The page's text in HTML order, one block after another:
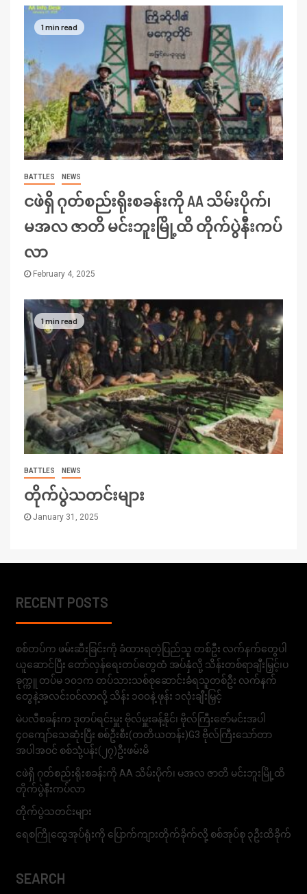
1 min read
BATTLES NEWS
ငဖဲရှိ ဂုတ်စည်းရိုးစခန်းကို AA သိမ်းပိုက်၊
မအလ ဇာတိ မင်းဘူးမြို့ထိ တိုက်ပွဲနီးကပ်
လာ
February 4, 2025
1 min read
BATTLES NEWS
တိုက်ပွဲသတင်းများ
January 31, 2025
RECENT POSTS
စစ်တပ်က ဖမ်းဆီးခြင်းကို ခံထားရတဲ့ပြည်သူ တစ်ဦး လက်နက်တွေပါ
ယူဆောင်ပြီး တော်လှန်ရေးတပ်တွေထံ အပ်နှံလို့ သိန်းတစ်ရာချီးမြှင့်၊ပ
ခုက္ကူ တပ်မ ၁၀၁က တပ်သားသစ်စုဆောင်းခံရသူတစ်ဦး လက်နက်
တွေနဲ့အလင်းဝင်လာလို့ သိန်း ၁၀၀နဲ့ ဖုန်း ၁လုံးချီးမြှင့်
မဲပလီစခန်းက ဒုတပ်ရင်းမှူး ဗိုလ်မှူးခန့်နိုင်၊ ဗိုလ်ကြီးဇော်မင်းအပါ
၄၀ကျော်သေဆုံးပြီး စစ်ဦးစီး(တတိယတန်း)G3 ဗိုလ်ကြီးသော်တာ
အပါအဝင် စစ်သုံ့ပန်း(၂၇)ဦးဖမ်းမိ
ငဖဲရှိ ဂုတ်စည်းရိုးစခန်းကို AA သိမ်းပိုက်၊ မအလ ဇာတိ မင်းဘူးမြို့ထိ
တိုက်ပွဲနီးကပ်လာ
တိုက်ပွဲသတင်းများ
ရေစကြိုထွေအုပ်ရုံးကို ပြောက်ကျားတိုက်ခိုက်လို့ စစ်အုပ်စု ၃ဦးထိခိုက်
SEARCH